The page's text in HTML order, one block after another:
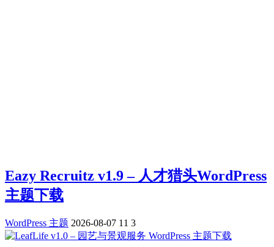
Eazy Recruitz v1.9 – 人才猎头WordPress
主题下载
WordPress 主题 2026-08-07 11 3